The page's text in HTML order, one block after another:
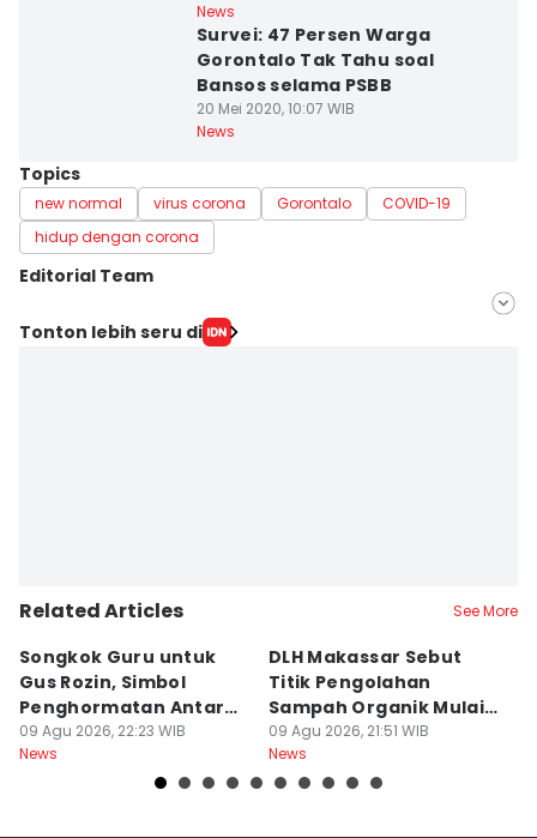
News
Survei: 47 Persen Warga
Gorontalo Tak Tahu soal
Bansos selama PSBB
20 Mei 2020, 10:07 WIB
News
Topics
new normal virus corona Gorontalo
COVID-19
hidup dengan corona
Editorial Team
Editor
Tonton lebih seru di
Related Articles See More
Songkok Guru untuk
Gus Rozin, Simbol
Penghormatan Antar
Ulama
09 Agu 2026, 22:23 WIB
News
DLH Makassar Sebut
Titik Pengolahan
Sampah Organik Mulai
Bermunculan
09 Agu 2026, 21:51 WIB
News